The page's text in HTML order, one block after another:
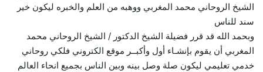
الشيخ الروحاني محمد المغربي ووهبه من العلم والخبره ليكون خير
سند للناس
وبحمد الله قد قرر فضيلة الشيخ الدكتور / الشيخ الروحاني محمد
المغربي أن يقوم بإنشـاء أول وأكبــر موقع الكتروني فلكي روحاني
خدمي تعليمي ليكون صلة وصل بينه وبين الناس بجميع انحاء العالم